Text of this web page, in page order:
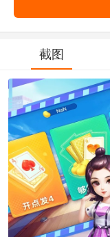
截图